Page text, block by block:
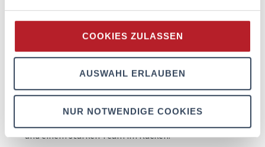
COOKIES ZULASSEN
AUSWAHL ERLAUBEN
NUR NOTWENDIGE COOKIES
(m/w/d) Innendienst
Du möchtest Verantwortung übernehmen und dafür
oder Vertriebsassistent bei AXA unterstützt du dein
Team, betreust Kundinnen und Kunden persönlich
und sorgst dafür, dass alle Prozesse reibungslos
und einem starken Team im Rücken.